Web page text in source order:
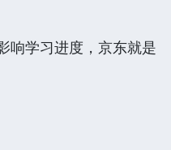
响学习进度，京东就是